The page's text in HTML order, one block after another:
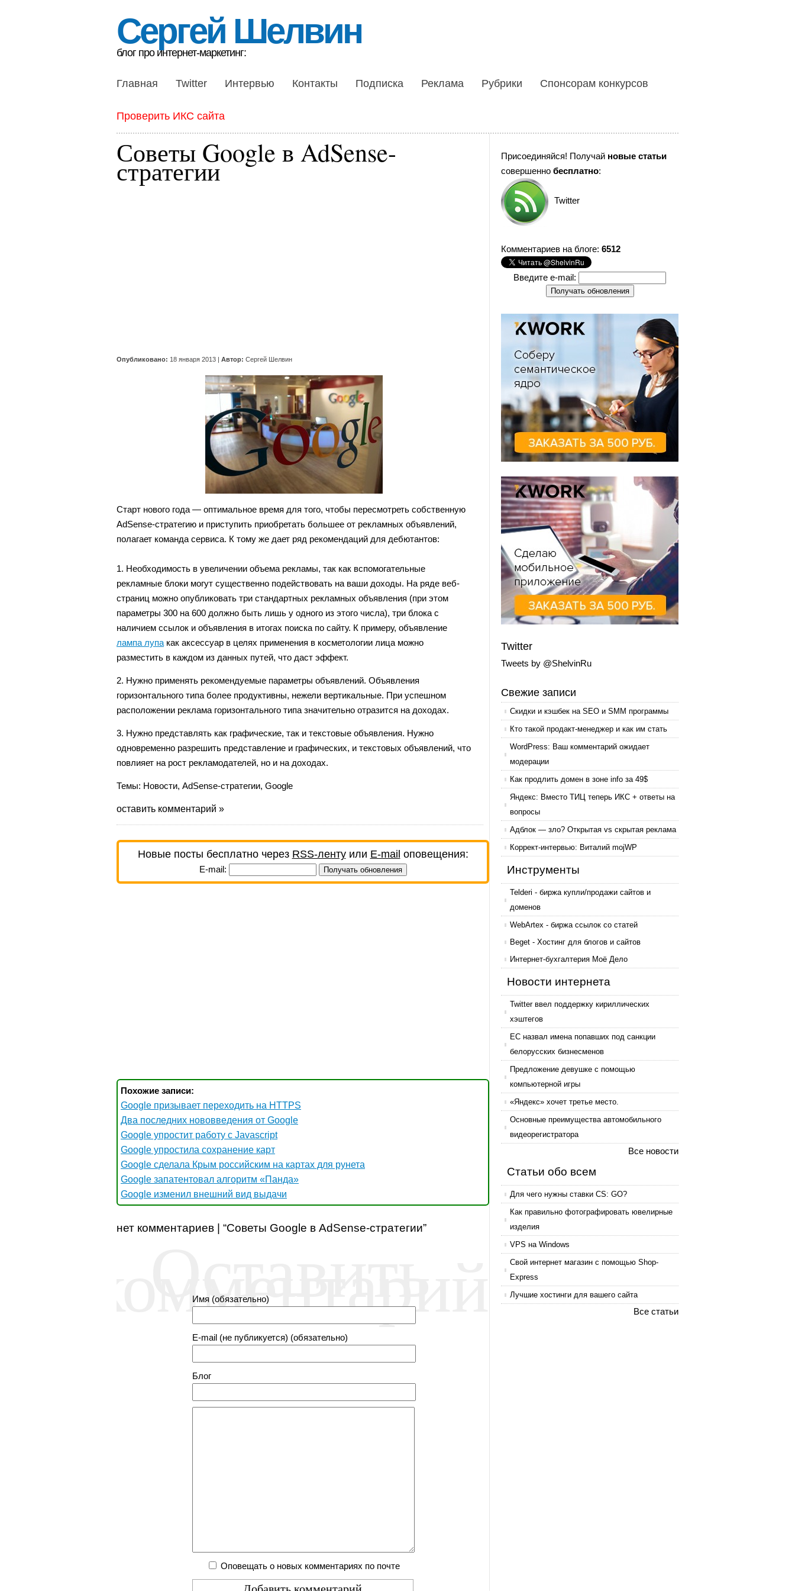
Сергей Шелвин
блог про интернет-маркетинг:
Главная Twitter Интервью Контакты Подписка Реклама Рубрики Спонсорам конкурсов
Проверить ИКС сайта
Советы Google в AdSense-
стратегии
Опубликовано: 18 января 2013 | Автор: Сергей Шелвин
Старт нового года — оптимальное время для того, чтобы пересмотреть собственную
AdSense-стратегию и приступить приобретать большее от рекламных объявлений,
полагает команда сервиса. К тому же дает ряд рекомендаций для дебютантов:
1. Необходимость в увеличении объема рекламы, так как вспомогательные
рекламные блоки могут существенно подействовать на ваши доходы. На ряде веб-
страниц можно опубликовать три стандартных рекламных объявления (при этом
параметры 300 на 600 должно быть лишь у одного из этого числа), три блока с
наличием ссылок и объявления в итогах поиска по сайту. К примеру, объявление
лампа лупа как аксессуар в целях применения в косметологии лица можно
разместить в каждом из данных путей, что даст эффект.
2. Нужно применять рекомендуемые параметры объявлений. Объявления
горизонтального типа более продуктивны, нежели вертикальные. При успешном
расположении реклама горизонтального типа значительно отразится на доходах.
3. Нужно представлять как графические, так и текстовые объявления. Нужно
одновременно разрешить представление и графических, и текстовых объявлений, что
повлияет на рост рекламодателей, но и на доходах.
Темы: Новости, AdSense-стратегии, Google
оставить комментарий »
Новые посты бесплатно через RSS-лентуили E-mail оповещения:
E-mail:
Похожие записи:
Google призывает переходить на HTTPS
Два последних нововведения от Google
Google упростит работу с Javascript
Google упростила сохранение карт
Google сделала Крым российским на картах для рунета
Google запатентовал алгоритм «Панда»
Google изменил внешний вид выдачи
нет комментариев | “Советы Google в AdSense-стратегии”
Оставить
комментарий
Имя (обязательно)
E-mail (не публикуется) (обязательно)
Блог
Оповещать о новых комментариях по почте
Присоединяйся! Получай новые статьи
совершенно бесплатно:
Twitter
Комментариев на блоге: 6512
Введите e-mail:
Twitter
Tweets by @ShelvinRu
Свежие записи
Скидки и кэшбек на SEO и SMM программы
Кто такой продакт-менеджер и как им стать
WordPress: Ваш комментарий ожидает
модерации
Как продлить домен в зоне info за 49$
Яндекс: Вместо ТИЦ теперь ИКС + ответы на
вопросы
Адблок — зло? Открытая vs скрытая реклама
Коррект-интервью: Виталий mojWP
Инструменты
Telderi - биржа купли/продажи сайтов и
доменов
WebArtex - биржа ссылок со статей
Beget - Хостинг для блогов и сайтов
Интернет-бухгалтерия Моё Дело
Новости интернета
Twitter ввел поддержку кириллических
хэштегов
ЕС назвал имена попавших под санкции
белорусских бизнесменов
Предложение девушке с помощью
компьютерной игры
«Яндекс» хочет третье место.
Основные преимущества автомобильного
видеорегистратора
Все новости
Статьи обо всем
Для чего нужны ставки CS: GO?
Как правильно фотографировать ювелирные
изделия
VPS на Windows
Свой интернет магазин с помощью Shop-
Express
Лучшие хостинги для вашего сайта
Все статьи